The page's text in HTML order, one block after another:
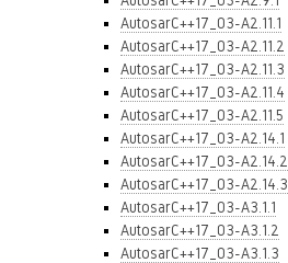
AutosarC++17_03-A2.11.1
AutosarC++17_03-A2.11.2
AutosarC++17_03-A2.11.3
AutosarC++17_03-A2.11.4
AutosarC++17_03-A2.11.5
AutosarC++17_03-A2.14.1
AutosarC++17_03-A2.14.2
AutosarC++17_03-A2.14.3
AutosarC++17_03-A3.1.1
AutosarC++17_03-A3.1.2
AutosarC++17_03-A3.1.3